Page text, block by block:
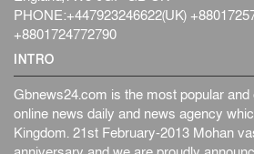
PHONE:+447923246622(UK)
+8801724772790
INTRO
Gbnews24.com is the most popular
online news daily and news agency
Kingdom. 21st February-2013 Mohan